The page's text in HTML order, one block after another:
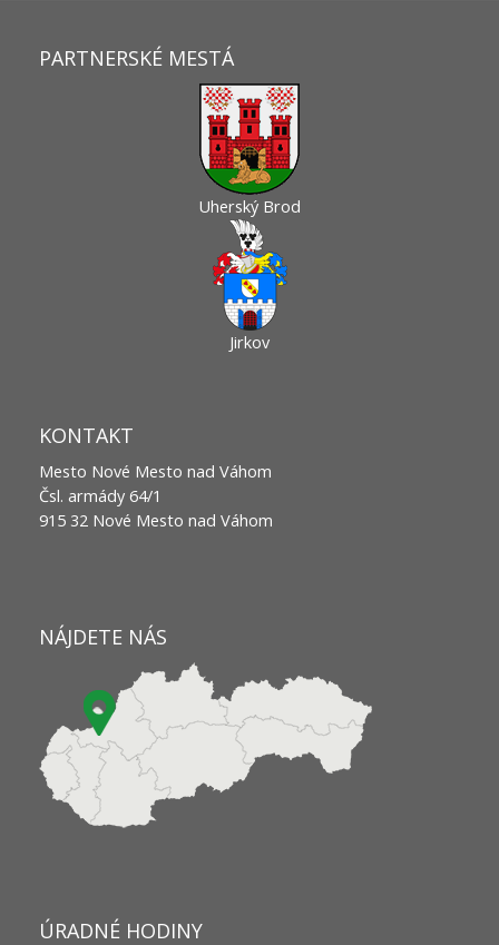
PARTNERSKÉ MESTÁ
Uherský Brod
Jirkov
KONTAKT
Mesto Nové Mesto nad Váhom
Čsl. armády 64/1
915 32 Nové Mesto nad Váhom
NÁJDETE NÁS
ÚRADNÉ HODINY